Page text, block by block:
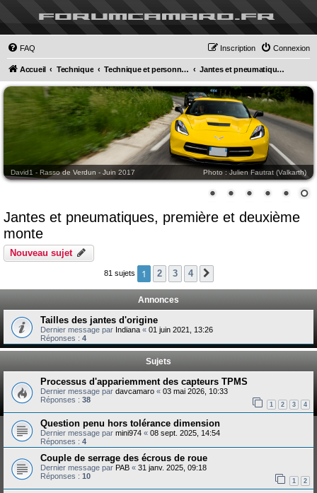
forumcamaro.fr
FAQ Connexion
Inscription
Accueil Technique Technique et personnalisation Jantes et pneumatiques, première et deuxième monte
David1 - Rasso de Verdun - Juin 2017 Photo : Julien Fautrat (Valkarth)
Jantes et pneumatiques, première et deuxième
monte
Nouveau sujet
81 sujets 1 2 3 4
Annonces
Tailles des jantes d'origine
Dernier message par Indiana « 01 juin 2021, 13:26
Réponses : 4
Sujets
Processus d'appariemment des capteurs TPMS
Dernier message par davcamaro « 03 mai 2026, 10:33
Réponses : 38
1 2 3 4
Question penu hors tolérance dimension
Dernier message par mini974 « 08 sept. 2025, 14:54
Réponses : 4
Couple de serrage des écrous de roue
Dernier message par PAB « 31 janv. 2025, 09:18
Réponses : 10
1 2